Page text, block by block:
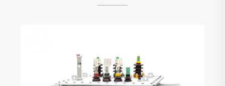
Pourquoi le transformateur de courant est-il un
composant essentiel des systèmes électriques
modernes